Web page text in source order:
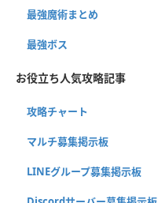
最強魔術まとめ
最強ボス
お役立ち人気攻略記事
攻略チャート
マルチ募集掲示板
LINEグループ募集掲示板